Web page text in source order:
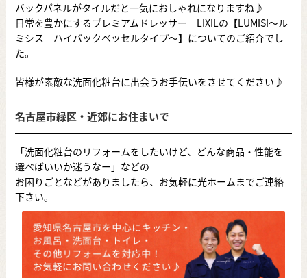
バックパネルがタイルだと一気におしゃれになりますね♪
日常を豊かにするプレミアムドレッサー LIXILの【LUMISI～ル
ミシス ハイバックベッセルタイプ​​～】についてのご紹介でし
た。
皆様が素敵な洗面化粧台に出会うお手伝いをさせてください♪
名古屋市緑区・近郊にお住まいで
「洗面化粧台のリフォームをしたいけど、どんな商品・性能を
選べばいいか迷うなー」などの
お困りごとなどがありましたら、お気軽に光ホームまでご連絡
下さい。